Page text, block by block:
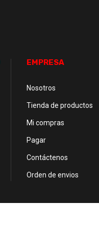
EMPRESA
Nosotros
Tienda de productos
Mi compras
Pagar
Contáctenos
Orden de envios